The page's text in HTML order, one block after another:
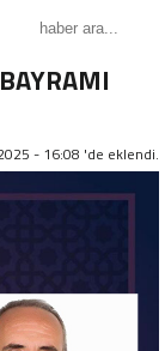
- 16:08 'de eklendi.